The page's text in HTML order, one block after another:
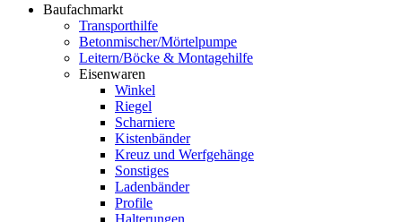
Baufachmarkt
Transporthilfe
Betonmischer/Mörtelpumpe
Leitern/Böcke & Montagehilfe
Eisenwaren
Winkel
Riegel
Scharniere
Kistenbänder
Kreuz und Werfgehänge
Sonstiges
Ladenbänder
Profile
Halterungen